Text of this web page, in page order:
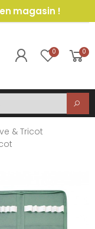
magasin !
0 0
& Tricot